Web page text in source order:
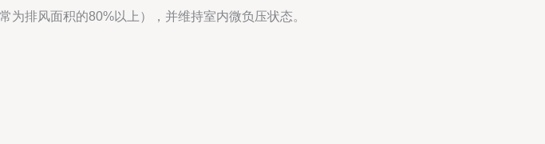
排风面积的80%以上），并维持室内微负压状态。